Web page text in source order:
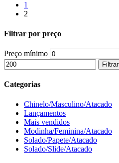
1
2
Filtrar por preço
Preço mínimo
Filtrar
Categorias
Chinelo/Masculino/Atacado
Lançamentos
Mais vendidos
Modinha/Feminina/Atacado
Solado/Papete/Atacado
Solado/Slide/Atacado